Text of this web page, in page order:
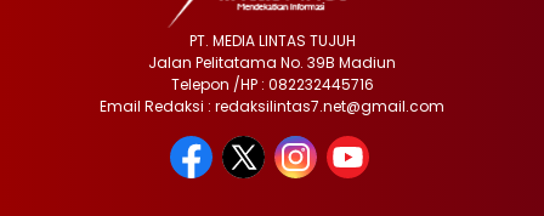
PT. MEDIA LINTAS TUJUH
Jalan Pelitatama No. 39B Madiun
Telepon /HP : 082232445716
Email Redaksi : redaksilintas7.net@gmail.com